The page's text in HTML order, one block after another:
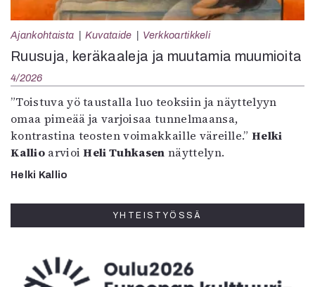
Ajankohtaista Kuvataide Verkkoartikkeli
Ruusuja, keräkaaleja ja muutamia muumioita
4/2026
”Toistuva yö taustalla luo teoksiin ja näyttelyyn
omaa pimeää ja varjoisaa tunnelmaansa,
kontrastina teosten voimakkaille väreille.”Helki
KallioarvioiHeli Tuhkasen näyttelyn.
Helki Kallio
YHTEISTYÖSSÄ